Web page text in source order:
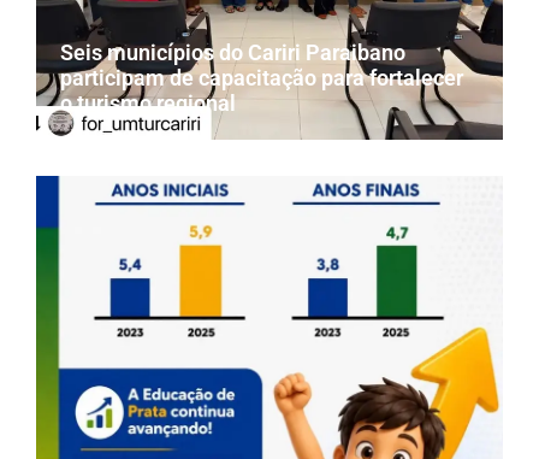
Seis municípios do Cariri Paraibano
participam de capacitação para fortalecer
o turismo regional